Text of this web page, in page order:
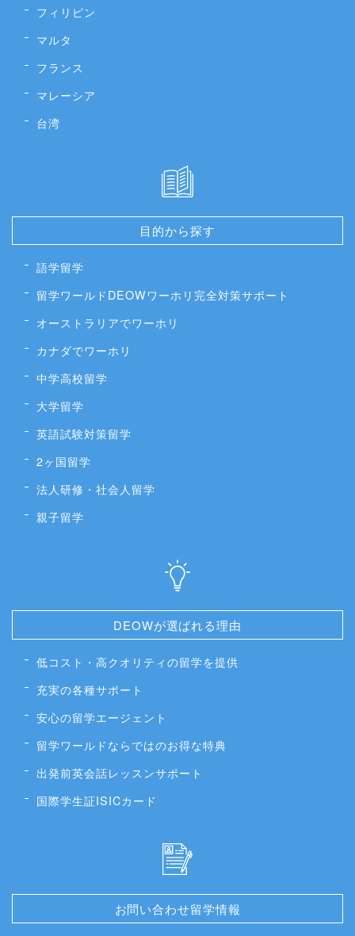
フィリピン
マルタ
フランス
マレーシア
台湾
目的から探す
語学留学
留学ワールドDEOWワーホリ完全対策サポート
オーストラリアでワーホリ
カナダでワーホリ
中学高校留学
大学留学
英語試験対策留学
2ヶ国留学
法人研修・社会人留学
親子留学
DEOWが選ばれる理由
低コスト・高クオリティの留学を提供
充実の各種サポート
安心の留学エージェント
留学ワールドならではのお得な特典
出発前英会話レッスンサポート
国際学生証ISICカード
お問い合わせ留学情報